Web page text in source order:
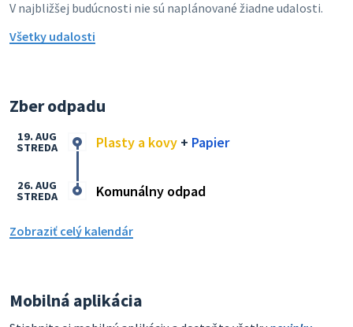
V najbližšej budúcnosti nie sú naplánované žiadne udalosti.
Všetky udalosti
Zber odpadu
Plasty a kovy + Papier
19. AUG
STREDA
Komunálny odpad
26. AUG
STREDA
Zobraziť celý kalendár
Mobilná aplikácia